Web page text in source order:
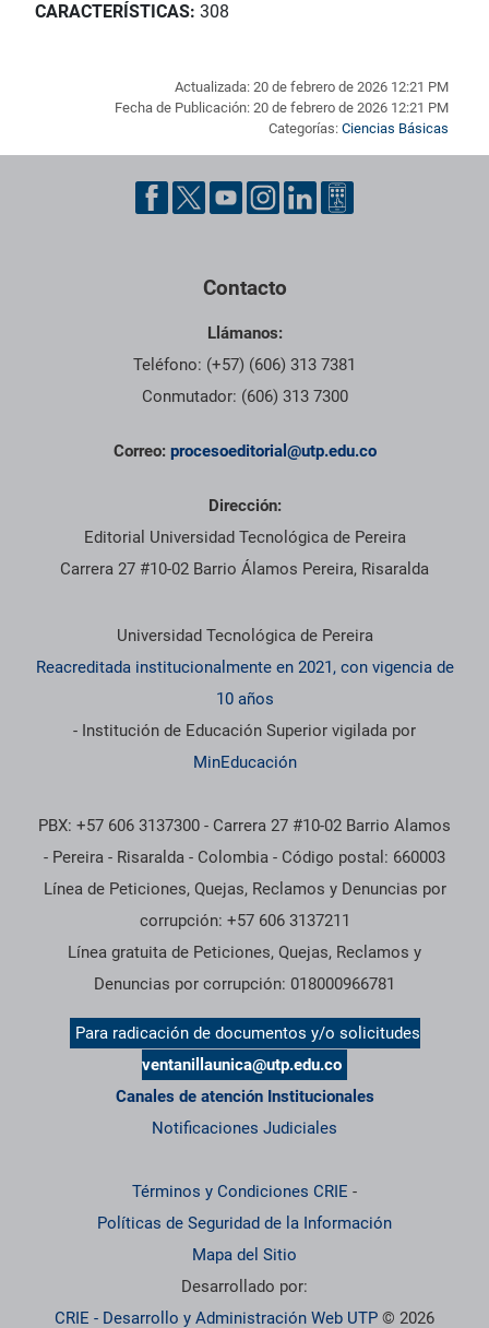
CARACTERÍSTICAS: 308
Actualizada: 20 de febrero de 2026 12:21 PM
Fecha de Publicación: 20 de febrero de 2026 12:21 PM
Categorías: Ciencias Básicas
Pie de página con información de contacto, redes sociales y
Contacto
Llámanos:
Teléfono: (+57) (606) 313 7381
Conmutador: (606) 313 7300
Correo: procesoeditorial@utp.edu.co
Dirección:
Editorial Universidad Tecnológica de Pereira
Carrera 27 #10-02 Barrio Álamos Pereira, Risaralda
Información institucional
Universidad Tecnológica de Pereira
Reacreditada institucionalmente en 2021, con vigencia de
10 años
- Institución de Educación Superior vigilada por
MinEducación
PBX: +57 606 3137300 - Carrera 27 #10-02 Barrio Alamos
- Pereira - Risaralda - Colombia - Código postal: 660003
Línea de Peticiones, Quejas, Reclamos y Denuncias por
corrupción: +57 606 3137211
Línea gratuita de Peticiones, Quejas, Reclamos y
Denuncias por corrupción: 018000966781
Para radicación de documentos y/o solicitudes
ventanillaunica@utp.edu.co
Canales de atención Institucionales
Notificaciones Judiciales
Términos y Condiciones CRIE -
Políticas de Seguridad de la Información
Mapa del Sitio
Desarrollado por:
CRIE - Desarrollo y Administración Web UTP © 2026